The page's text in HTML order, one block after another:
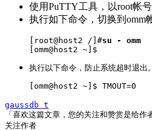
使用PuTTY工具，以root帐
执行如下命令，切换到 omm
[root@host2 /]#su - omm
[omm@host2 ~]$
执行以下命令，防止系统超时退出。
[omm@host2 ~]$ TMOUT=0
gaussdb t
「喜欢这篇文章，您的关注和赞赏是给作
关注作者